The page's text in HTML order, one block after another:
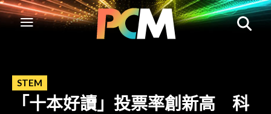
STEM
「十本好讀」投票率創新高 科